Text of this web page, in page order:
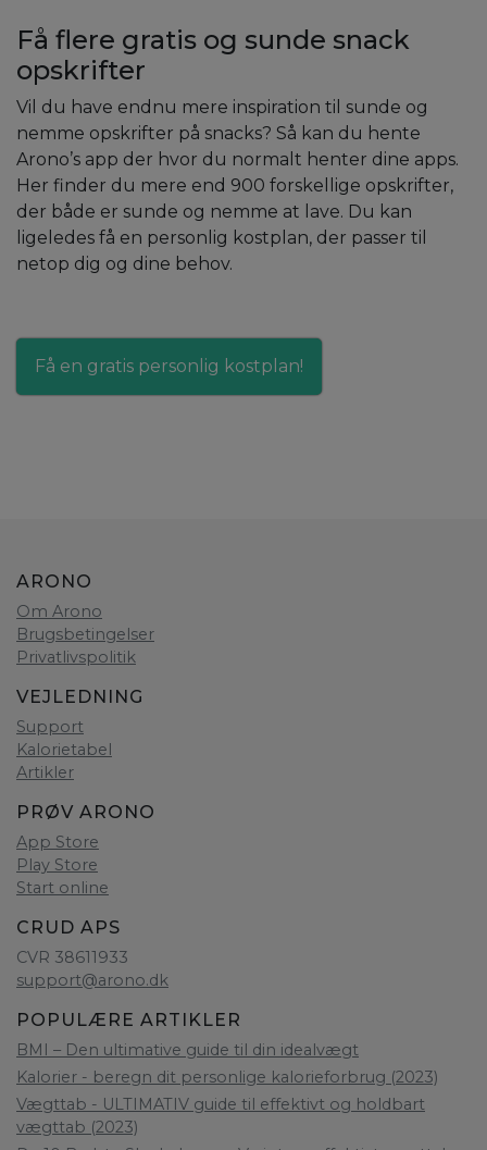
Få flere gratis og sunde snack
opskrifter
Vil du have endnu mere inspiration til sunde og
nemme opskrifter på snacks? Så kan du hente
Arono’s app der hvor du normalt henter dine apps.
Her finder du mere end 900 forskellige opskrifter,
der både er sunde og nemme at lave. Du kan
ligeledes få en personlig kostplan, der passer til
netop dig og dine behov.
Få en gratis personlig kostplan!
ARONO
Om Arono
Brugsbetingelser
Privatlivspolitik
VEJLEDNING
Support
Kalorietabel
Artikler
PRØV ARONO
App Store
Play Store
Start online
CRUD APS
CVR 38611933
support@arono.dk
POPULÆRE ARTIKLER
BMI – Den ultimative guide til din idealvægt
Kalorier - beregn dit personlige kalorieforbrug (2023)
Vægttab - ULTIMATIV guide til effektivt og holdbart
vægttab (2023)